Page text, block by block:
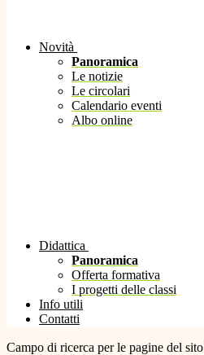
Novità
Panoramica
Le notizie
Le circolari
Calendario eventi
Albo online
Didattica
Panoramica
Offerta formativa
I progetti delle classi
Info utili
Contatti
Campo di ricerca per le pagine del sito